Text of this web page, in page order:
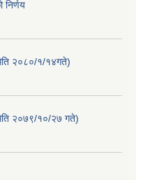
निर्णय
२०८०/१/१४गते)
२०७९/१०/२७ गते)